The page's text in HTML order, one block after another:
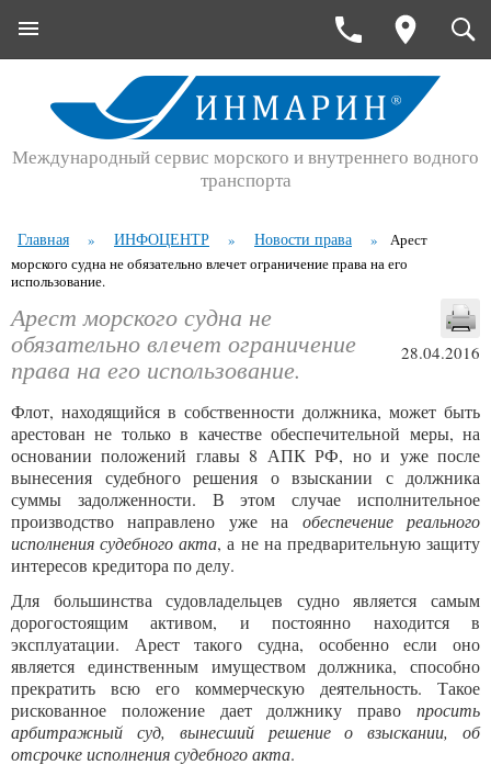
Международный сервис морского и внутреннего водного
транспорта
Главная » ИНФОЦЕНТР » Новости права »
Арест
морского судна не обязательно влечет ограничение права на его
использование.
28.04.2016
Арест морского судна не
обязательно влечет ограничение
права на его использование.
Флот, находящийся в собственности должника, может быть
арестован не только в качестве обеспечительной меры, на
основании положений главы 8 АПК РФ, но и уже после
вынесения судебного решения о взыскании с должника
суммы задолженности. В этом случае исполнительное
производство направлено уже на обеспечение реального
исполнения судебного акта, а не на предварительную защиту
интересов кредитора по делу.
Для большинства судовладельцев судно является самым
дорогостоящим активом, и постоянно находится в
эксплуатации. Арест такого судна, особенно если оно
является единственным имуществом должника, способно
прекратить всю его коммерческую деятельность. Такое
рискованное положение дает должнику право просить
арбитражный суд, вынесший решение о взыскании, об
отсрочке исполнения судебного акта.